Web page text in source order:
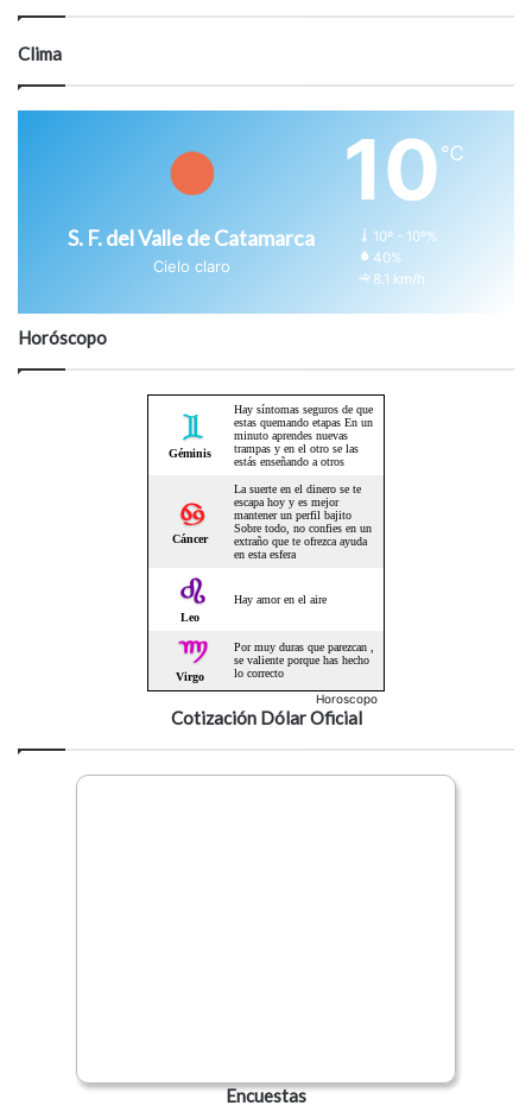
Clima
S. F. del Valle de Catamarca
Cielo claro
10 ℃
10º - 10º%
40%
8.1 km/h
Horóscopo
Horoscopo
Cotización Dólar Oficial
Encuestas